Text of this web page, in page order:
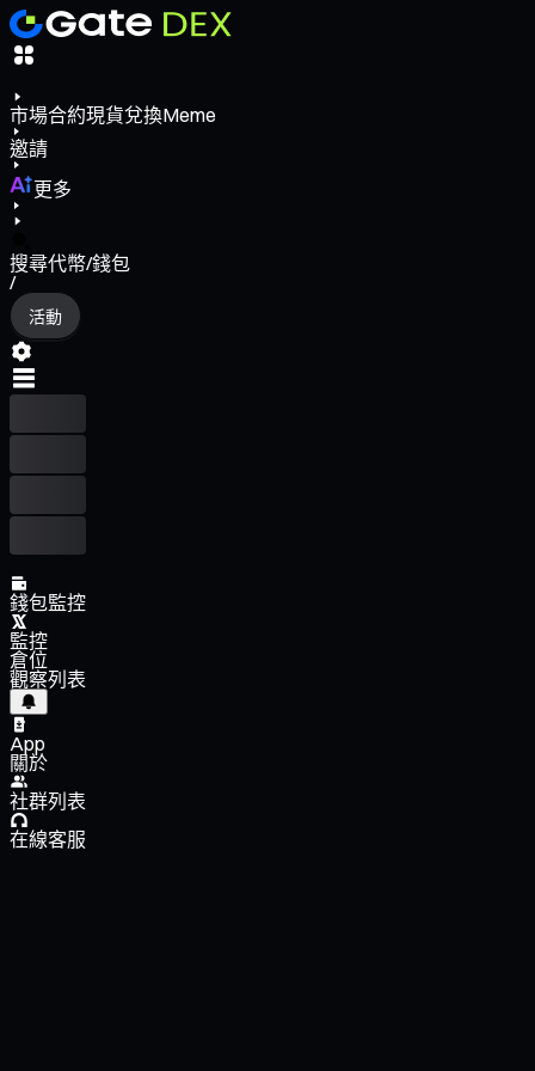
市場合約現貨兌換Meme
邀請
更多
搜尋代幣/錢包
/
活動
錢包監控
監控
倉位
觀察列表
App
關於
社群列表
在線客服